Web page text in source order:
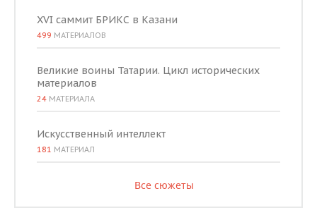
XVI саммит БРИКС в Казани
499 МАТЕРИАЛОВ
Великие воины Татарии. Цикл исторических
материалов
24 МАТЕРИАЛА
Искусственный интеллект
181 МАТЕРИАЛ
Все сюжеты